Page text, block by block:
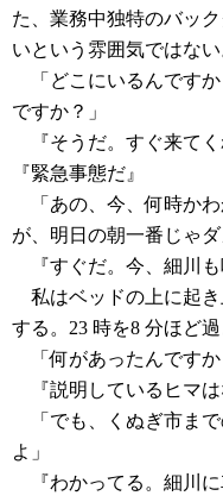
た、業務中独特のバッ
いという雰囲気ではない
「どこにいるんですか
ですか？」
『そうだ。すぐ来てく
『緊急事態だ』
「あの、今、何時か
が、明日の朝一番じゃダ
『すぐだ。今、細川も
私はベッドの上に起き
する。23 時を8 分ほど過
「何があったんですか
『説明しているヒマは
「でも、くぬぎ市まで
よ」
『わかってる。細川に